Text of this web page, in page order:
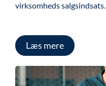
virksomheds salgsindsats.
Læs mere